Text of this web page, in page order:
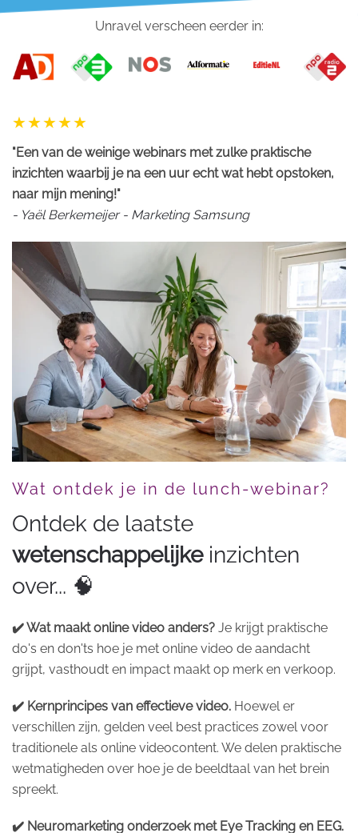
Unravel verscheen eerder in:
"Een van de weinige webinars met zulke praktische
inzichten waarbij je na een uur echt wat hebt opstoken,
naar mijn mening!"
- Yaël Berkemeijer - Marketing Samsung
Wat ontdek je in de lunch-webinar?
Ontdek de laatste
wetenschappelijkeinzichten
over... 🧠
✔️ Wat maakt online video anders? Je krijgt praktische
do's en don'ts hoe je met online video de aandacht
grijpt, vasthoudt en impact maakt op merk en verkoop.
✔️ Kernprincipes van effectieve video. Hoewel er
verschillen zijn, gelden veel best practices zowel voor
traditionele als online videocontent. We delen praktische
wetmatigheden over hoe je de beeldtaal van het brein
spreekt.
✔️ Neuromarketing onderzoek met Eye Tracking en EEG.